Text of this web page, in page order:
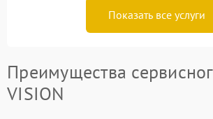
Показать все услуги
Преимущества
VISION